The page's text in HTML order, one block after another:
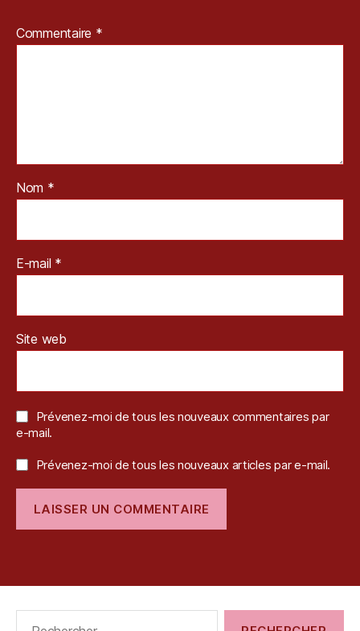
Commentaire *
Nom *
E-mail *
Site web
Prévenez-moi de tous les nouveaux commentaires par
e-mail.
Prévenez-moi de tous les nouveaux articles par e-mail.